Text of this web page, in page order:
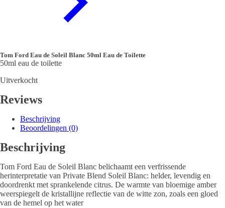
Tom Ford Eau de Soleil Blanc 50ml Eau de Toilette
50ml eau de toilette
Uitverkocht
Reviews
Beschrijving
Beoordelingen (0)
Beschrijving
Tom Ford Eau de Soleil Blanc belichaamt een verfrissende
herinterpretatie van Private Blend Soleil Blanc: helder, levendig en
doordrenkt met sprankelende citrus. De warmte van bloemige amber
weerspiegelt de kristallijne reflectie van de witte zon, zoals een gloed
van de hemel op het water